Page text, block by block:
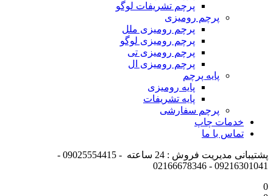
پرچم تشریفات لوگو
پرچم رومیزی
پرچم رومیزی ملل
پرچم رومیزی لوگو
پرچم رومیزی تی
پرچم رومیزی ال
پایه پرچم
پایه رومیزی
پایه تشریفات
پرچم سفارشی
خدمات چاپ
تماس با ما
پشتیبانی مدیریت فروش : 24 ساعته - 09025554415 -
09216301041 - 02166678346
0